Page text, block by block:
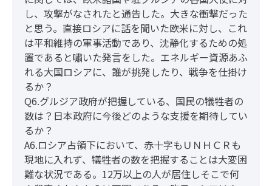
し、攻撃がなされたと通告した。大きな衝撃だった
と思う。直接ロシアに話を聞いた欧米に対し、これ
は平和維持の軍事活動であり、沈静化するための処
置であると嘯いた発言をした。エネルギー資源あふ
れる大国ロシアに、誰が挑発したり、戦争を仕掛け
るか？
Q6.グルジア政府が把握している、国民の犠牲者の
数は？日本政府に今後どのような支援を期待してい
るか？
A6.ロシア占領下において、赤十字もＵＮＨＣＲも
現地に入れず、犠牲者の数を把握することは大変困
難な状況である。12万以上の人が居住しそこで何